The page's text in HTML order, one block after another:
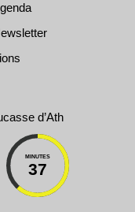
d’Ath
MINUTES
37